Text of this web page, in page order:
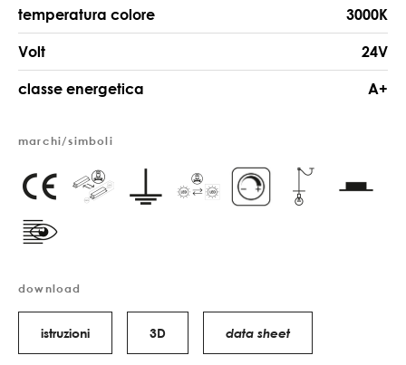
temperatura colore 3000K
Volt 24V
classe energetica A+
marchi/simboli
download
istruzioni 3D data sheet